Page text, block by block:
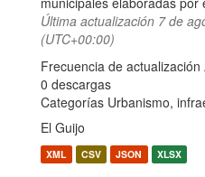
Última actualización 7 de
(UTC+00:00)
Frecuencia de actualización
0 descargas
Categorías Urbanismo,
El Guijo
XML CSV JSON XLSX